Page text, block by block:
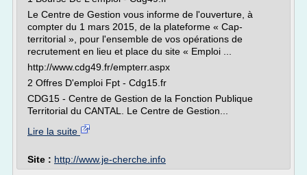
Le Centre de Gestion vous informe de l'ouverture, à
compter du 1 mars 2015, de la plateforme « Cap-
territorial », pour l'ensemble de vos opérations de
recrutement en lieu et place du site « Emploi ...
http://www.cdg49.fr/empterr.aspx
2 Offres D'emploi Fpt - Cdg15.fr
CDG15 - Centre de Gestion de la Fonction Publique
Territorial du CANTAL. Le Centre de Gestion...
Lire la suite
Site : http://www.je-cherche.info